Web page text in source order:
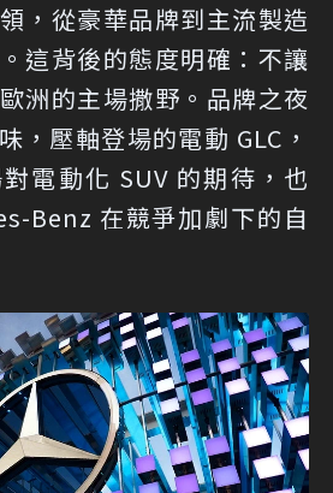
，從豪華品牌到主流製造
這背後的態度明確：不讓
洲的主場撒野。品牌之夜
，壓軸登場的電動 GLC，
電動化 SUV 的期待，也
Benz 在競爭加劇下的自